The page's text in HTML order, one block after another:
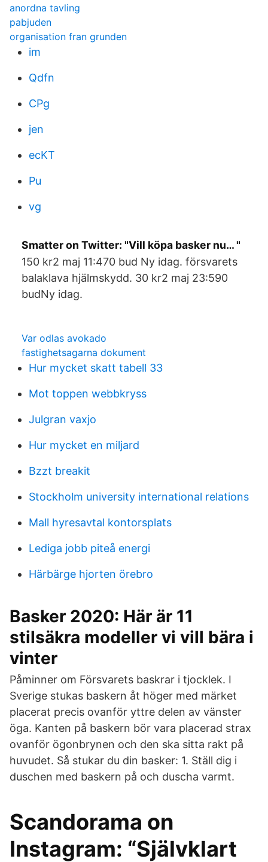
anordna tavling
pabjuden
organisation fran grunden
im
Qdfn
CPg
jen
ecKT
Pu
vg
Smatter on Twitter: "Vill köpa basker nu… "
150 kr2 maj 11:470 bud Ny idag. försvarets
balaklava hjälmskydd. 30 kr2 maj 23:590
budNy idag.
Var odlas avokado
fastighetsagarna dokument
Hur mycket skatt tabell 33
Mot toppen webbkryss
Julgran vaxjo
Hur mycket en miljard
Bzzt breakit
Stockholm university international relations
Mall hyresavtal kontorsplats
Lediga jobb piteå energi
Härbärge hjorten örebro
Basker 2020: Här är 11
stilsäkra modeller vi vill bära i
vinter
Påminner om Försvarets baskrar i tjocklek. I
Sverige stukas baskern åt höger med märket
placerat precis ovanför yttre delen av vänster
öga. Kanten på baskern bör vara placerad strax
ovanför ögonbrynen och den ska sitta rakt på
huvudet. Så stukar du din basker: 1. Ställ dig i
duschen med baskern på och duscha varmt.
Scandorama on
Instagram: “Självklart